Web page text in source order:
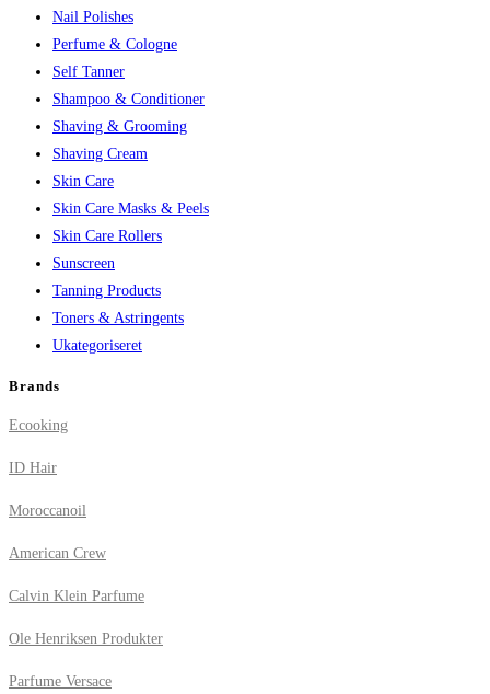
Nail Polishes
Perfume & Cologne
Self Tanner
Shampoo & Conditioner
Shaving & Grooming
Shaving Cream
Skin Care
Skin Care Masks & Peels
Skin Care Rollers
Sunscreen
Tanning Products
Toners & Astringents
Ukategoriseret
Brands
Ecooking
ID Hair
Moroccanoil
American Crew
Calvin Klein Parfume
Ole Henriksen Produkter
Parfume Versace